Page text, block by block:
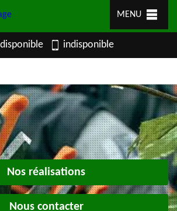
MENU
indisponible
Nos réalisations
Nous contacter